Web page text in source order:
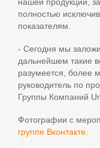
полностью
показателям.
- Cегодня мы
дальнейшем такие
разумеется, более
руководитель по
Группы Компаний
Фотографии с
группе Вконтакте